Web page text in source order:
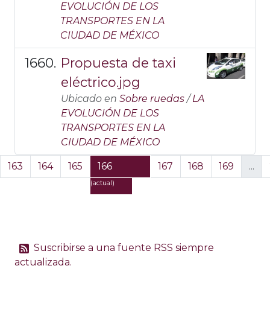
EVOLUCIÓN DE LOS
TRANSPORTES EN LA
CIUDAD DE MÉXICO
Propuesta de taxi
eléctrico.jpg
Ubicado en Sobre ruedas /LA
EVOLUCIÓN DE LOS
TRANSPORTES EN LA
CIUDAD DE MÉXICO
163 164 165 166
(actual)
167 168 169 ...
Suscribirse a una fuente RSS siempre
actualizada.